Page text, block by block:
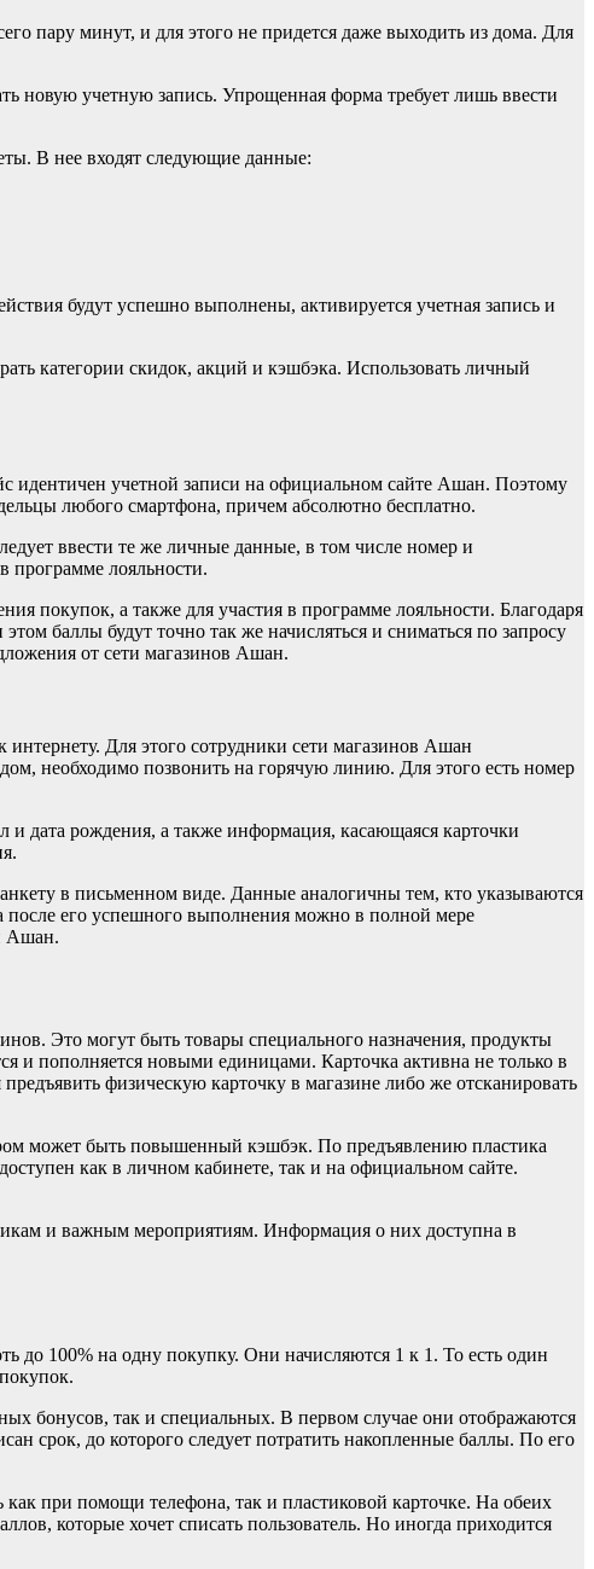
пару минут, и для этого не придется даже выходить из дома. Для
новую учетную запись. Упрощенная форма требует лишь ввести
В нее входят следующие данные:
будут успешно выполнены, активируется учетная запись и
категории скидок, акций и кэшбэка. Использовать личный
идентичен учетной записи на официальном сайте Ашан. Поэтому
любого смартфона, причем абсолютно бесплатно.
ввести те же личные данные, в том числе номер и
программе лояльности.
покупок, а также для участия в программе лояльности. Благодаря
баллы будут точно так же начисляться и сниматься по запросу
от сети магазинов Ашан.
интернету. Для этого сотрудники сети магазинов Ашан
необходимо позвонить на горячую линию. Для этого есть номер
дата рождения, а также информация, касающаяся карточки
в письменном виде. Данные аналогичны тем, кто указываются
после его успешного выполнения можно в полной мере
Ашан.
Это могут быть товары специального назначения, продукты
и пополняется новыми единицами. Карточка активна не только в
физическую карточку в магазине либо же отсканировать
может быть повышенный кэшбэк. По предъявлению пластика
как в личном кабинете, так и на официальном сайте.
и важным мероприятиям. Информация о них доступна в
до 100% на одну покупку. Они начисляются 1 к 1. То есть один
бонусов, так и специальных. В первом случае они отображаются
срок, до которого следует потратить накопленные баллы. По его
при помощи телефона, так и пластиковой карточке. На обеих
которые хочет списать пользователь. Но иногда приходится